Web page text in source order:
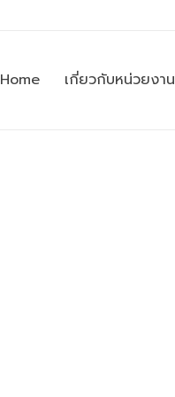
Home เกี่ยวกับหน่วยงาน